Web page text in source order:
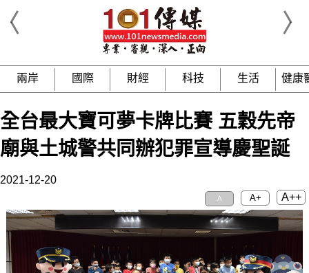
兩岸 國際 財經 科技 生活 健康
全台最大寶可夢卡牌比賽 五穀先帝
廟與土城警共同辦犯罪宣導慶聖誕
2021-12-20
A A+ A++